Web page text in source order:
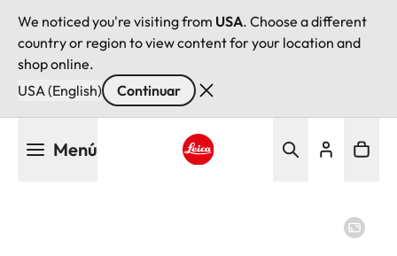
We noticed you're visiting from USA. Choose a different
country or region to view content for your location and
shop online.
USA (English)
Continuar
Menú